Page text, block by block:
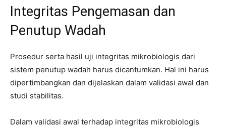
Integritas Pengemasan dan
Penutup Wadah
Prosedur serta hasil uji integritas mikrobiologis dari
sistem penutup wadah harus dicantumkan. Hal ini harus
dipertimbangkan dan dijelaskan dalam validasi awal dan
studi stabilitas.
Dalam validasi awal terhadap integritas mikrobiologis